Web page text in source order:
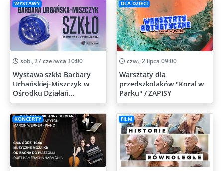
WYSTAWY
sob., 27 czerwca 10:00
Wystawa szkła Barbary
Urbańskiej-Miszczyk w
Ośrodku Działań
Artystycznych
DLA DZIECI
czw., 2 lipca 09:00
Warsztaty dla
przedszkolaków "Koral w
Parku" / ZAPISY
KONCERTY FILM